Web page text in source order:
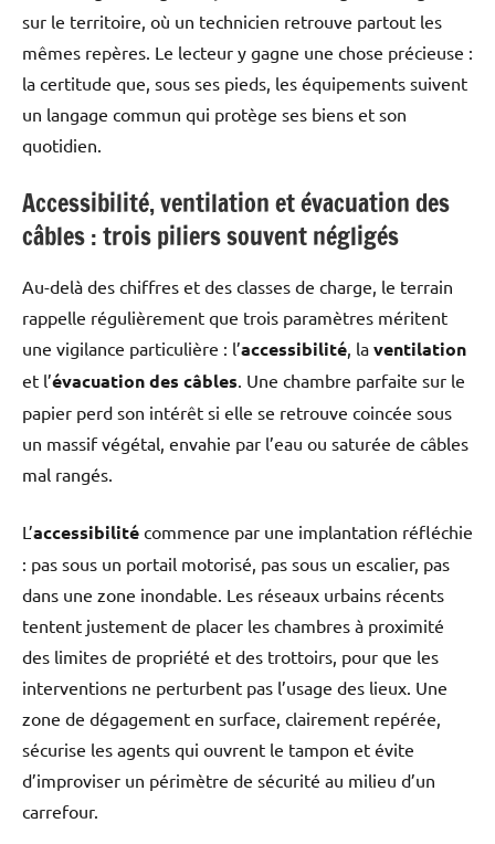
sur le territoire, où un technicien retrouve partout les
mêmes repères. Le lecteur y gagne une chose précieuse :
la certitude que, sous ses pieds, les équipements suivent
un langage commun qui protège ses biens et son
quotidien.
Accessibilité, ventilation et évacuation des
câbles : trois piliers souvent négligés
Au-delà des chiffres et des classes de charge, le terrain
rappelle régulièrement que trois paramètres méritent
une vigilance particulière : l’accessibilité, la ventilation
et l’évacuation des câbles. Une chambre parfaite sur le
papier perd son intérêt si elle se retrouve coincée sous
un massif végétal, envahie par l’eau ou saturée de câbles
mal rangés.
L’accessibilité commence par une implantation réfléchie
: pas sous un portail motorisé, pas sous un escalier, pas
dans une zone inondable. Les réseaux urbains récents
tentent justement de placer les chambres à proximité
des limites de propriété et des trottoirs, pour que les
interventions ne perturbent pas l’usage des lieux. Une
zone de dégagement en surface, clairement repérée,
sécurise les agents qui ouvrent le tampon et évite
d’improviser un périmètre de sécurité au milieu d’un
carrefour.